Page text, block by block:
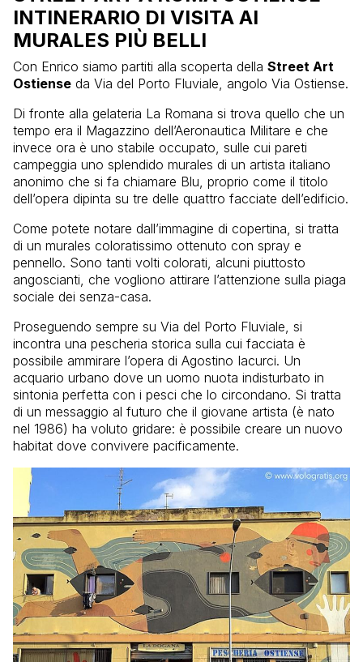
INTINERARIO DI VISITA AI
MURALES PIÙ BELLI
Con Enrico siamo partiti alla scoperta della Street Art
Ostiense da Via del Porto Fluviale, angolo Via Ostiense.
Di fronte alla gelateria La Romana si trova quello che un
tempo era il Magazzino dell’Aeronautica Militare e che
invece ora è uno stabile occupato, sulle cui pareti
campeggia uno splendido murales di un artista italiano
anonimo che si fa chiamare Blu, proprio come il titolo
dell’opera dipinta su tre delle quattro facciate dell’edificio.
Come potete notare dall’immagine di copertina, si tratta
di un murales coloratissimo ottenuto con spray e
pennello. Sono tanti volti colorati, alcuni piuttosto
angoscianti, che vogliono attirare l’attenzione sulla piaga
sociale dei senza-casa.
Proseguendo sempre su Via del Porto Fluviale, si
incontra una pescheria storica sulla cui facciata è
possibile ammirare l’opera di Agostino Iacurci. Un
acquario urbano dove un uomo nuota indisturbato in
sintonia perfetta con i pesci che lo circondano. Si tratta
di un messaggio al futuro che il giovane artista (è nato
nel 1986) ha voluto gridare: è possibile creare un nuovo
habitat dove convivere pacificamente.